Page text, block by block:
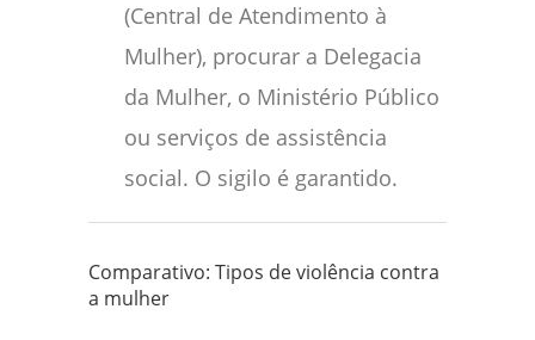
(Central de Atendimento à
Mulher), procurar a Delegacia
da Mulher, o Ministério Público
ou serviços de assistência
social. O sigilo é garantido.
Comparativo: Tipos de violência contra
a mulher